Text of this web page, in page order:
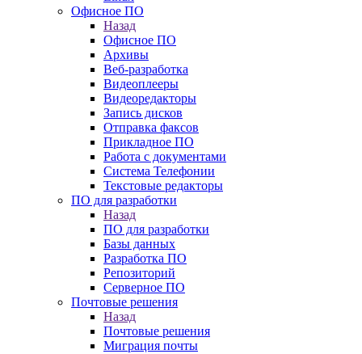
Офисное ПО
Назад
Офисное ПО
Архивы
Веб-разработка
Видеоплееры
Видеоредакторы
Запись дисков
Отправка факсов
Прикладное ПО
Работа с документами
Система Телефонии
Текстовые редакторы
ПО для разработки
Назад
ПО для разработки
Базы данных
Разработка ПО
Репозиторий
Серверное ПО
Почтовые решения
Назад
Почтовые решения
Миграция почты